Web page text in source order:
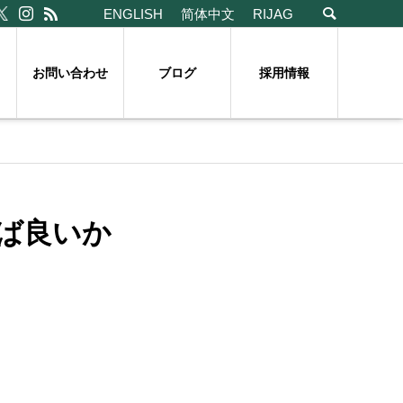
ENGLISH 简体中文 RIJAG
お問い合わせ ブログ 採用情報
良いか